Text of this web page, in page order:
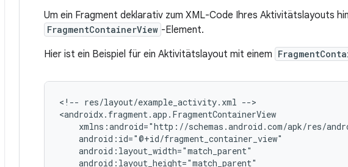
Um ein Fragment deklarativ zum XML-Code Ihres Aktivitätslayouts
FragmentContainerView -Element.
Hier ist ein Beispiel für ein Aktivitätslayout mit einem
<!-- res/layout/example_activity.xml -->